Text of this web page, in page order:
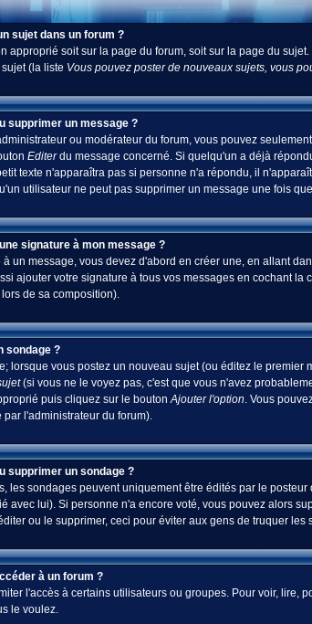
sujet dans un forum ?
approprié soit sur la page du forum, soit sur la page du
(la liste Vous pouvez poster de nouveaux sujets, vous
supprimer un message ?
ou modérateur du forum, vous pouvez
Editerdu message concerné. Si quelqu'un a déjà
texte n'apparaîtra pas si personne n'a répondu, il
utilisateur ne peut pas supprimer un message une fois
signature à mon message ?
un message, vous devez d'abord en créer une, en allant
ajouter votre signature à tous vos messages en cochant
de sa composition).
sondage ?
lorsque vous postez un nouveau sujet (ou éditez le
(si vous ne le voyez pas, c'est que vous n'avez
puis cliquez sur le boutonAjouter l'option. Vous
l'administrateur du forum).
supprimer un sondage ?
les sondages peuvent uniquement être édités par le
avec lui). Si personne n'a encore voté, vous pouvez alors
ou le supprimer, ceci pour éviter aux gens de truquer
à un forum ?
l'accès à certains utilisateurs ou groupes. Pour voir, lire,
le voulez.